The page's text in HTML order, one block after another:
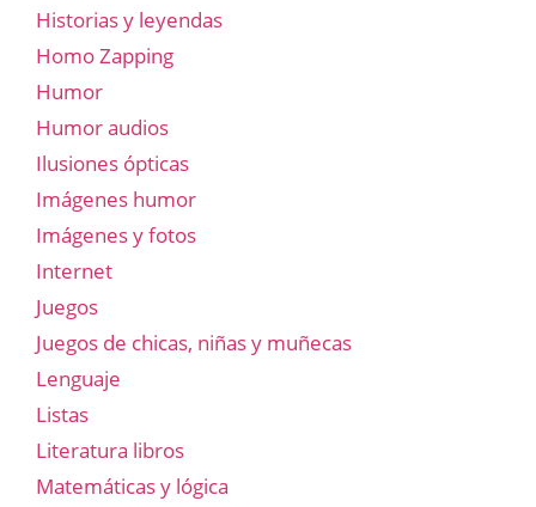
Historias y leyendas
Homo Zapping
Humor
Humor audios
Ilusiones ópticas
Imágenes humor
Imágenes y fotos
Internet
Juegos
Juegos de chicas, niñas y muñecas
Lenguaje
Listas
Literatura libros
Matemáticas y lógica